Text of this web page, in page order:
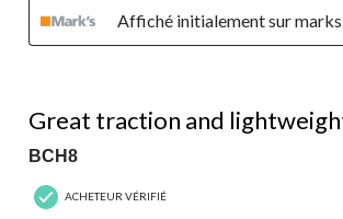
Affiché initialement sur
Great traction and
BCH8
ACHETEUR VÉRIFIÉ